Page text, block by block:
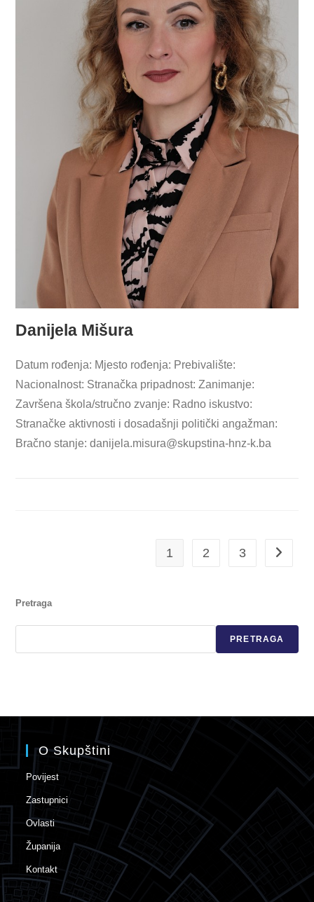
Danijela Mišura
Datum rođenja: Mjesto rođenja: Prebivalište:
Nacionalnost: Stranačka pripadnost: Zanimanje:
Završena škola/stručno zvanje: Radno iskustvo:
Stranačke aktivnosti i dosadašnji politički angažman:
Bračno stanje:danijela.misura@skupstina-hnz-k.ba
1 2 3
Pretraga
PRETRAGA
O Skupštini
Povijest
Zastupnici
Ovlasti
Županija
Kontakt